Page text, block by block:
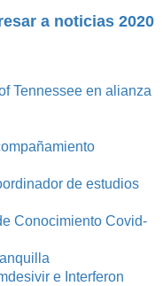
a noticias 2020
Tennessee en alianza
de estudios
Conocimiento Covid-
e Interferon